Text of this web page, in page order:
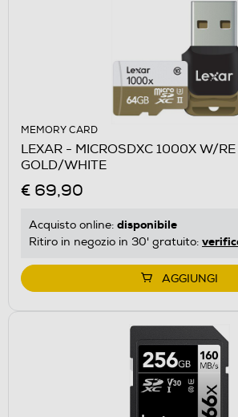
MEMORY CARD
LEXAR - MICROSDXC 1000X W/
GOLD/WHITE
€ 69,90
Acquisto online: disponibile
Ritiro in negozio in 30' gratuito:
AGGIUNGI